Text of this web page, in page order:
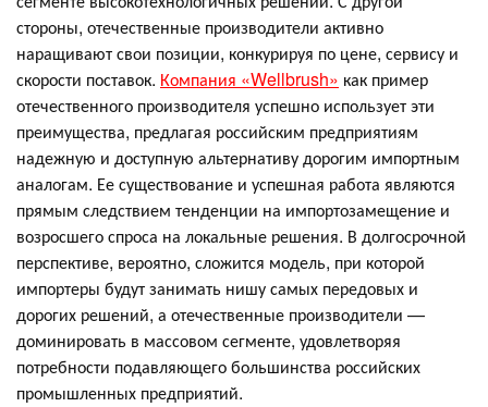
стороны, отечественные производители активно
наращивают свои позиции, конкурируя по цене, сервису и
скорости поставок. Компания «Wellbrush» как пример
отечественного производителя успешно использует эти
преимущества, предлагая российским предприятиям
надежную и доступную альтернативу дорогим импортным
аналогам. Ее существование и успешная работа являются
прямым следствием тенденции на импортозамещение и
возросшего спроса на локальные решения. В долгосрочной
перспективе, вероятно, сложится модель, при которой
импортеры будут занимать нишу самых передовых и
дорогих решений, а отечественные производители —
доминировать в массовом сегменте, удовлетворяя
потребности подавляющего большинства российских
промышленных предприятий.